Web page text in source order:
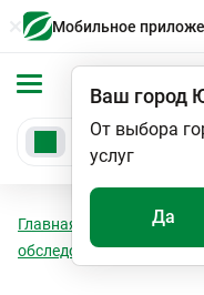
Мобильное
Ваш город
От выбора
услуг
Да
Главная Анализы
обследование